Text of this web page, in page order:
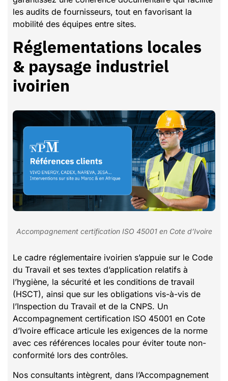
les audits de fournisseurs, tout en favorisant la
mobilité des équipes entre sites.
Réglementations locales
& paysage industriel
ivoirien
Accompagnement certification ISO 45001 en Cote d’Ivoire
Le cadre réglementaire ivoirien s’appuie sur le Code
du Travail et ses textes d’application relatifs à
l’hygiène, la sécurité et les conditions de travail
(HSCT), ainsi que sur les obligations vis-à-vis de
l’Inspection du Travail et de la CNPS. Un
Accompagnement certification ISO 45001 en Cote
d’Ivoire efficace articule les exigences de la norme
avec ces références locales pour éviter toute non-
conformité lors des contrôles.
Nos consultants intègrent, dans l’Accompagnement